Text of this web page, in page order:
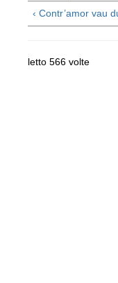
‹ Contr’amor vau
letto 566 volte